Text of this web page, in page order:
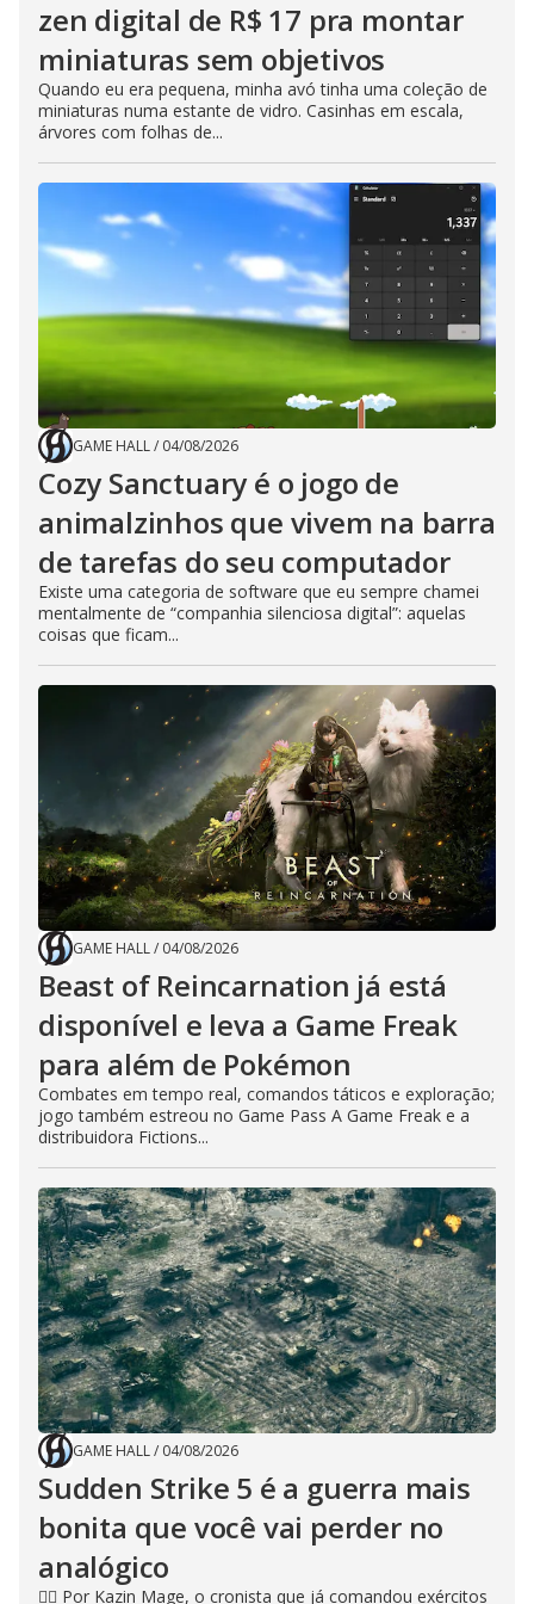
zen digital de R$ 17 pra montar
miniaturas sem objetivos
Quando eu era pequena, minha avó tinha uma coleção de
miniaturas numa estante de vidro. Casinhas em escala,
árvores com folhas de...
GAME HALL/ 04/08/2026
Cozy Sanctuary é o jogo de
animalzinhos que vivem na barra
de tarefas do seu computador
Existe uma categoria de software que eu sempre chamei
mentalmente de “companhia silenciosa digital”: aquelas
coisas que ficam...
GAME HALL/ 04/08/2026
Beast of Reincarnation já está
disponível e leva a Game Freak
para além de Pokémon
Combates em tempo real, comandos táticos e exploração;
jogo também estreou no Game Pass A Game Freak e a
distribuidora Fictions...
GAME HALL/ 04/08/2026
Sudden Strike 5 é a guerra mais
bonita que você vai perder no
analógico
🧙‍♂️ Por Kazin Mage, o cronista que já comandou exércitos